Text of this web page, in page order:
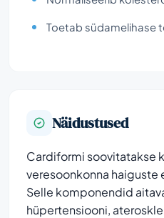
Toetab südamelihase
Näidustused
Cardiformi soovitatakse
veresoonkonna haiguste
Selle komponendid
hüpertensiooni,